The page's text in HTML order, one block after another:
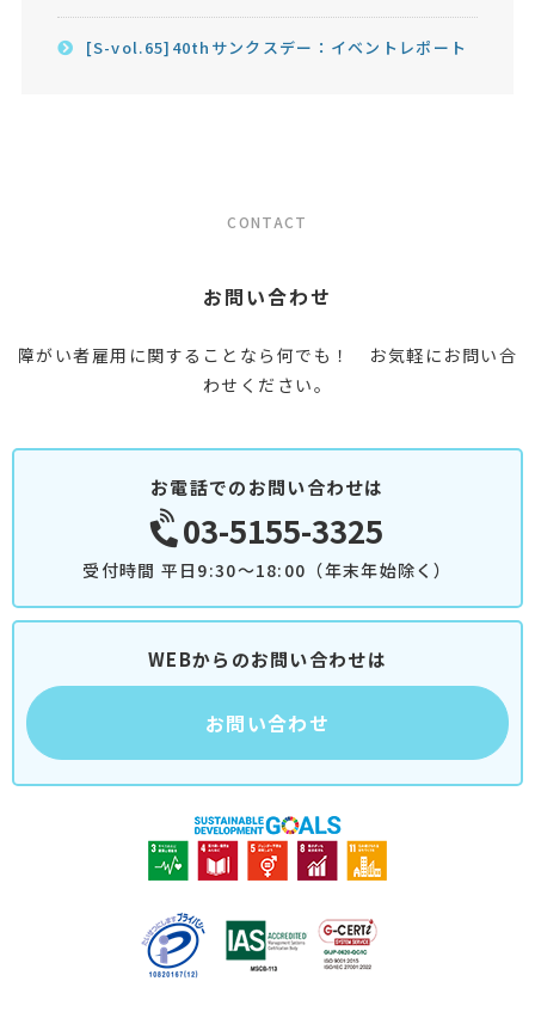
[S-vol.65]40thサンクスデー：イベントレポート
CONTACT
お問い合わせ
障がい者雇用に関することなら何でも！ お気軽にお問い合
わせください。
お電話でのお問い合わせは
03-5155-3325
受付時間 平日9:30～18:00（年末年始除く）
WEBからのお問い合わせは
お問い合わせ